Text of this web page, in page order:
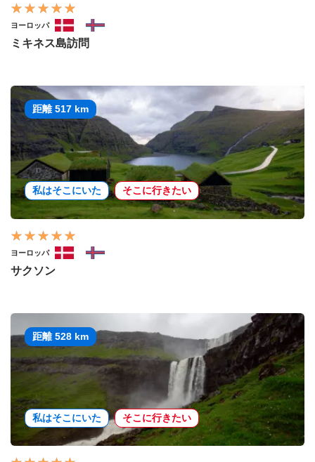
ヨーロッパ
ミキネス島訪問
距離 517 km
私はそこにいた そこに行きたい
ヨーロッパ
サクソン
距離 528 km
私はそこにいた そこに行きたい